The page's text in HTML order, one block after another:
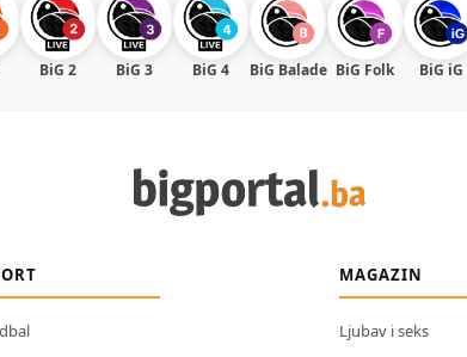
BiG 2 BiG 3 BiG 4 BiG Balade BiG Folk BiG iG
MAGAZIN
Ljubav i seks